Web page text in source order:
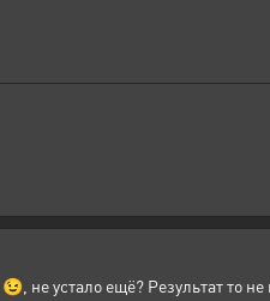
не устало ещё? Результат то